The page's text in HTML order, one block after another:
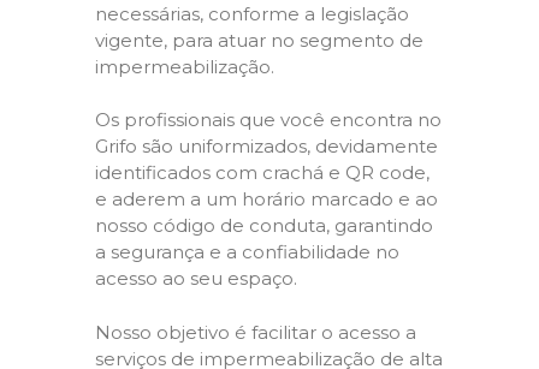
necessárias, conforme a legislação
vigente, para atuar no segmento de
impermeabilização.
Os profissionais que você encontra no
Grifo são uniformizados, devidamente
identificados com crachá e QR code,
e aderem a um horário marcado e ao
nosso código de conduta, garantindo
a segurança e a confiabilidade no
acesso ao seu espaço.
Nosso objetivo é facilitar o acesso a
serviços de impermeabilização de alta